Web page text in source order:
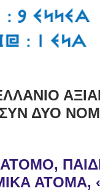
ΔΥΟ
ΑΤΟΜΑ,